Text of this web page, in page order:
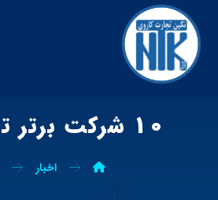
۱۰ شرکت برتر تکنولوژی
اخبار